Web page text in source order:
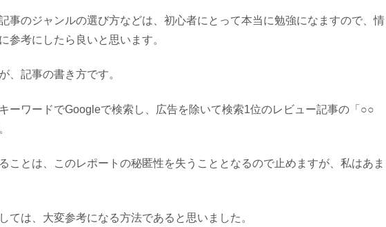
事のジャンルの選び方などは、初心者にとって本当に勉強になますので、情
参考にしたら良いと思います。
記事の書き方です。
ーワードでGoogleで検索し、広告を除いて検索1位のレビュー記事の「○○
ことは、このレポートの秘匿性を失うこととなるので止めますが、私はあま
は、大変参考になる方法であると思いました。